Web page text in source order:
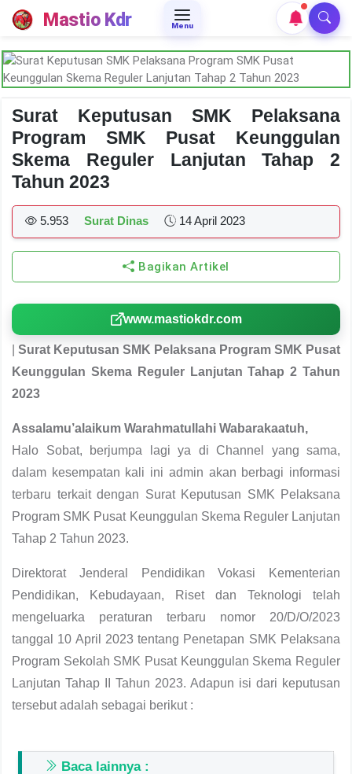
Mastio Kdr Menu
Surat Keputusan SMK Pelaksana
Program SMK Pusat Keunggulan
Skema Reguler Lanjutan Tahap 2
Tahun 2023
5.953 Surat Dinas 14 April 2023
Bagikan Artikel
www.mastiokdr.com
Surat Keputusan SMK Pelaksana Program SMK Pusat
Keunggulan Skema Reguler Lanjutan Tahap 2 Tahun
2023
Assalamu’alaikum Warahmatullahi Wabarakaatuh,
Halo Sobat, berjumpa lagi ya di Channel yang sama,
dalam kesempatan kali ini admin akan berbagi informasi
terbaru terkait dengan Surat Keputusan SMK Pelaksana
Program SMK Pusat Keunggulan Skema Reguler Lanjutan
Tahap 2 Tahun 2023.
Direktorat Jenderal Pendidikan Vokasi Kementerian
Pendidikan, Kebudayaan, Riset dan Teknologi telah
mengeluarka peraturan terbaru nomor 20/D/O/2023
tanggal 10 April 2023 tentang Penetapan SMK Pelaksana
Program Sekolah SMK Pusat Keunggulan Skema Reguler
Lanjutan Tahap II Tahun 2023. Adapun isi dari keputusan
tersebut adalah sebagai berikut :
Baca lainnya :